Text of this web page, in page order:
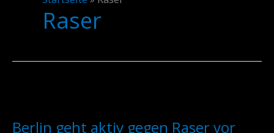
Raser
Berlin geht aktiv gegen Raser vor
aktiv